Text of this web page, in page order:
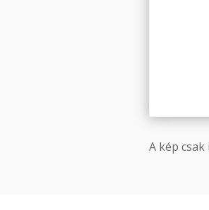
A kép